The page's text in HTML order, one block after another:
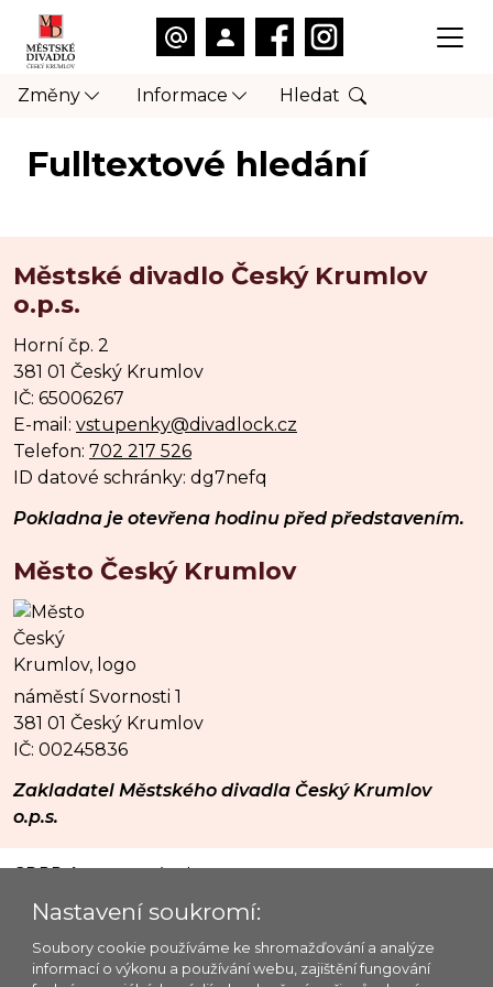
Změny Informace Hledat
Fulltextové hledání
Městské divadlo Český Krumlov
o.p.s.
Horní čp. 2
381 01 Český Krumlov
IČ: 65006267
E-mail: vstupenky@divadlock.cz
Telefon: 702 217 526
ID datové schránky: dg7nefq
Pokladna je otevřena hodinu před představením.
Město Český Krumlov
náměstí Svornosti 1
381 01 Český Krumlov
IČ: 00245836
Zakladatel Městského divadla Český Krumlov
o.p.s.
GDPR | mapa stránek
Platforma @OIS Český Krumlov
Provozovatel webu: MĚSTSKÉ DIVADLO ČESKÝ
Nastavení soukromí:
Soubory cookie používáme ke shromažďování a analýze
informací o výkonu a používání webu, zajištění fungování